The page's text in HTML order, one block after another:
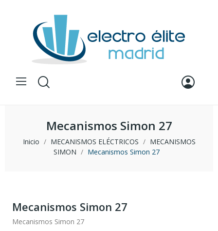
Mecanismos Simon 27
Inicio MECANISMOS ELÉCTRICOS
MECANISMOS
SIMON
Mecanismos Simon 27
Mecanismos Simon 27
Mecanismos Simon 27